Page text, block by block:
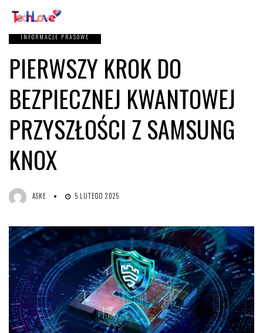
INFORMACJE PRASOWE
PIERWSZY KROK DO
BEZPIECZNEJ KWANTOWEJ
PRZYSZŁOŚCI Z SAMSUNG
KNOX
ASKE 5 LUTEGO 2025